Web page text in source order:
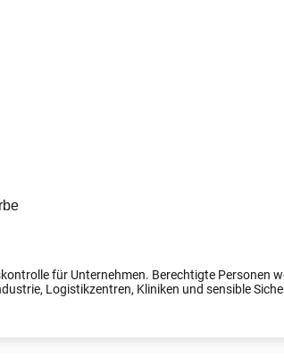
für Unternehmen. Berechtigte Personen
Logistikzentren, Kliniken und sensible